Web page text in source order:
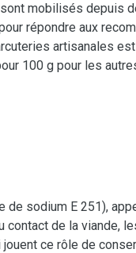
mobilisés depuis
répondre aux
artisanales
100 g pour les
de sodium E 251),
contact de la viande,
ce rôle de